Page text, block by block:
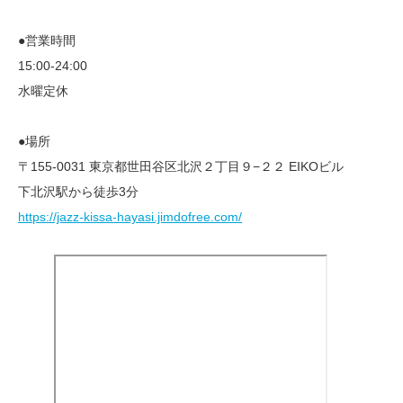
●営業時間
15:00-24:00
水曜定休
●場所
〒155-0031 東京都世田谷区北沢２丁目９−２２ EIKOビル
下北沢駅から徒歩3分
https://jazz-kissa-hayasi.jimdofree.com/